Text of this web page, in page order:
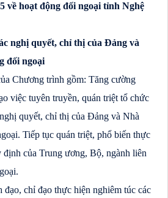
về hoạt động đối ngoại tỉnh Nghệ
nghị quyết, chỉ thị của Đảng và
đối ngoại
Chương trình gồm: Tăng cường
việc tuyên truyền, quán triệt tổ chức
quyết, chỉ thị của Đảng và Nhà
Tiếp tục quán triệt, phổ biến thực
định của Trung ương, Bộ, ngành liên
chỉ đạo thực hiện nghiêm túc các